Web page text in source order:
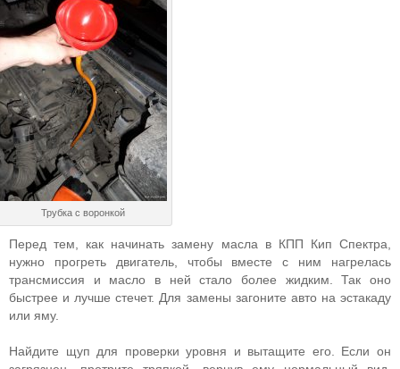
Трубка с воронкой
Перед тем, как начинать замену масла в КПП Кип Спектра,
нужно прогреть двигатель, чтобы вместе с ним нагрелась
трансмиссия и масло в ней стало более жидким. Так оно
быстрее и лучше стечет. Для замены загоните авто на эстакаду
или яму.
Найдите щуп для проверки уровня и вытащите его. Если он